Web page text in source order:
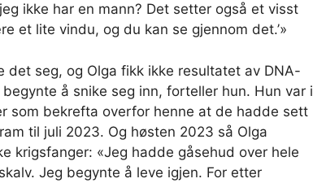
ikke har en mann? Det setter også et visst
et lite vindu, og du kan se gjennom det.’»
seg, og Olga fikk ikke resultatet av DNA-
å snike seg inn, forteller hun. Hun var i
som bekrefta overfor henne at de hadde sett
til juli 2023. Og høsten 2023 så Olga
krigsfanger: «Jeg hadde gåsehud over hele
Jeg begynte å leve igjen. For etter